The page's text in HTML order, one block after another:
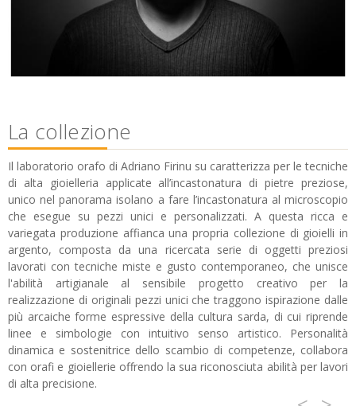
La collezione
Il laboratorio orafo di Adriano Firinu su caratterizza per le tecniche
di alta gioielleria applicate all’incastonatura di pietre preziose,
unico nel panorama isolano a fare l’incastonatura al microscopio
che esegue su pezzi unici e personalizzati. A questa ricca e
variegata produzione affianca una propria collezione di gioielli in
argento, composta da una ricercata serie di oggetti preziosi
lavorati con tecniche miste e gusto contemporaneo, che unisce
l'abilità artigianale al sensibile progetto creativo per la
realizzazione di originali pezzi unici che traggono ispirazione dalle
più arcaiche forme espressive della cultura sarda, di cui riprende
linee e simbologie con intuitivo senso artistico. Personalità
dinamica e sostenitrice dello scambio di competenze, collabora
con orafi e gioiellerie offrendo la sua riconosciuta abilità per lavori
di alta precisione.